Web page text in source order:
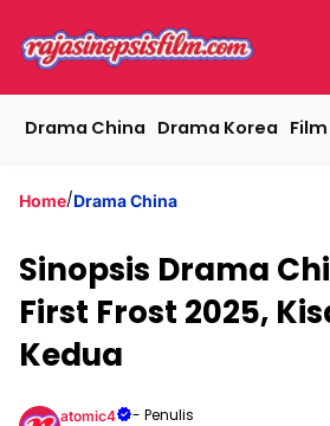
Drama China Drama Korea Film
Home/Drama China
Sinopsis Drama
First Frost 2025,
Kedua
atomic4 - Penulis